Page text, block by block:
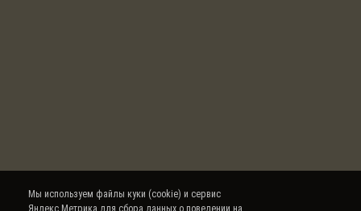
Мы используем файлы куки (cookie) и сервис
Яндекс.Метрика для сбора данных о поведении на